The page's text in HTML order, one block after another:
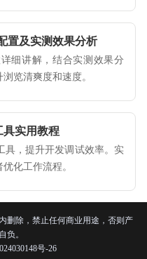
置及实测效果分析
细讲解，结合实测效果分
览清爽度和速度。
实用教程
具，提升开发调试效率。实
化工作流程。
删除，禁止任何商业用途，否则产
负。
号-26